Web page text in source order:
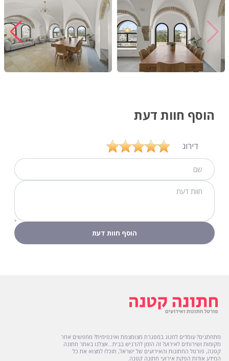
הוסף חוות דעת
דירוג
מתחתנים? עומדים לחגוג במסגרת מצומצמת ואינטימית? מחפשים אחר
מקומות ושירותים לאירוע? זה הזמן להרגיש בבית...אצלנו באתר חתונה
קטנה, פורטל החתונות והאירועים של ישראל, תוכלו למצוא את כל
המידע אודות הפקת אירועי חתונה קטנה.